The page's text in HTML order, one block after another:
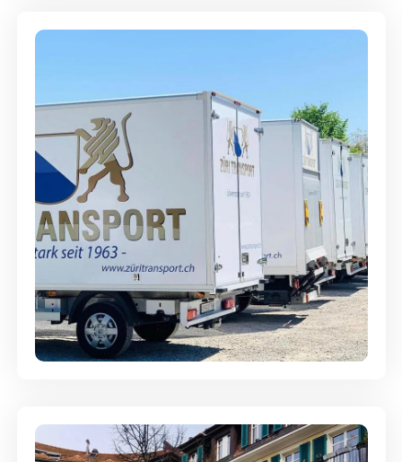
Möbellagerung - Alles sicher
aufbewahrt